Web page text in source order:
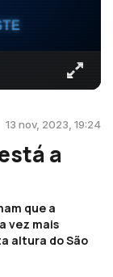
13 nov, 2023, 19:24
a
que a
vez mais
altura do São